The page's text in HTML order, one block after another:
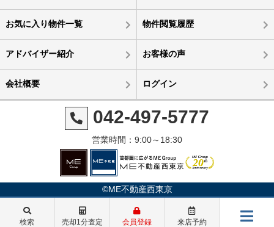
お気に入り物件一覧 物件閲覧履歴
アドバイザー紹介 お客様の声
会社概要 ログイン
042-497-5777
営業時間：9:00～18:30
©ME不動産西東京
検索 売却1分査定 会員登録 来店予約